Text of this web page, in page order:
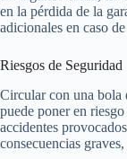
en la pérdida de la
adicionales en caso
Riesgos de Seguridad
Circular con una bola
puede poner en
accidentes
consecuencias